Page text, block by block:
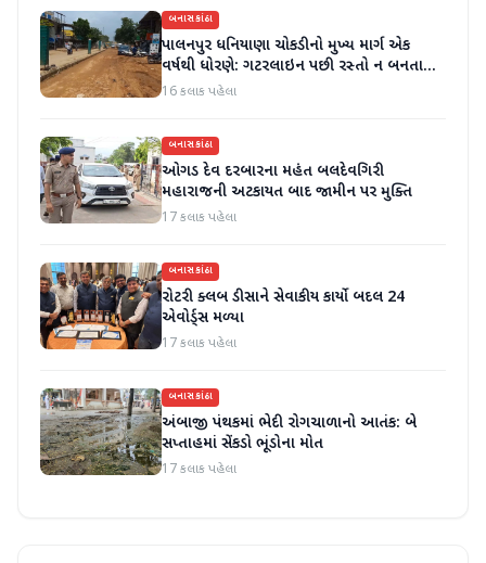
બનાસકાંઠા
પાલનપુર ધનિયાણા ચોકડીનો મુખ્ય માર્ગ એક
વર્ષથી ધોરણે: ગટરલાઇન પછી રસ્તો ન બનતા
હાલાકી
16 કલાક પહેલા
બનાસકાંઠા
ઓગડ દેવ દરબારના મહંત બલદેવગિરી
મહારાજની અટકાયત બાદ જામીન પર મુક્તિ
17 કલાક પહેલા
બનાસકાંઠા
રોટરી ક્લબ ડીસાને સેવાકીય કાર્યો બદલ 24
એવોર્ડ્સ મળ્યા
17 કલાક પહેલા
બનાસકાંઠા
અંબાજી પંથકમાં ભેદી રોગચાળાનો આતંક: બે
સપ્તાહમાં સેંકડો ભૂંડોના મોત
17 કલાક પહેલા